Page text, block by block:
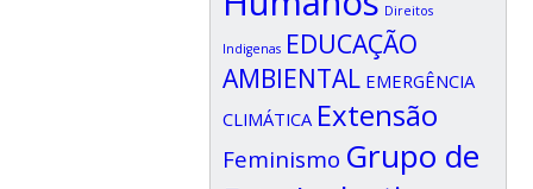
Direitos
Indigenas EDUCAÇÃO
AMBIENTAL EMERGÊNCIA
CLIMÁTICA Extensão
Feminismo Grupo de